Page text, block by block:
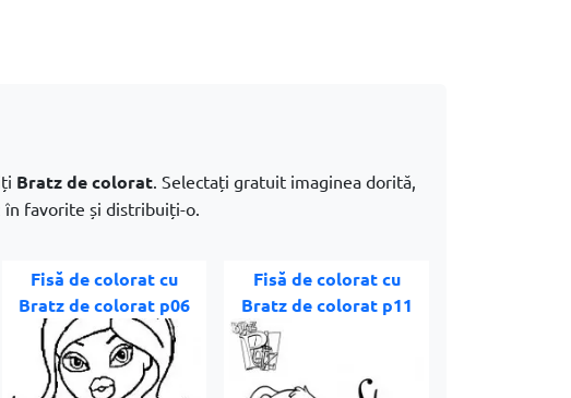
Bratz de colorat. Selectați gratuit imaginea dorită,
în favorite și distribuiți-o.
Fisă de colorat cu
Bratz de colorat p06
Fisă de colorat cu
Bratz de colorat p11